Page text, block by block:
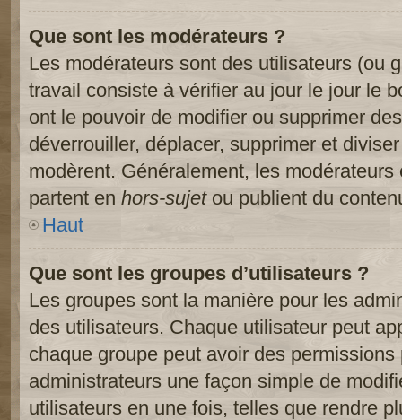
Que sont les modérateurs ?
Les modérateurs sont des utilisateurs (ou
travail consiste à vérifier au jour le jour le
ont le pouvoir de modifier ou supprimer
déverrouiller, déplacer, supprimer et
modèrent. Généralement, les
partent en hors-sujetou publient du
Haut
Que sont les groupes d’utilisateurs ?
Les groupes sont la manière pour les
des utilisateurs. Chaque utilisateur peut
chaque groupe peut avoir des
administrateurs une façon simple de
utilisateurs en une fois, telles que rendre